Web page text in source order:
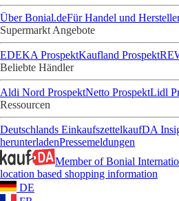
Über Bonial.deFür Handel und
Supermarkt Angebote
EDEKA ProspektKaufland Prospekt
Beliebte Händler
Aldi Nord ProspektNetto ProspektLidl
Ressourcen
Deutschlands EinkaufszettelkaufDA
herunterladenPressemeldungen
Member of Bonial
location based shopping information
DE